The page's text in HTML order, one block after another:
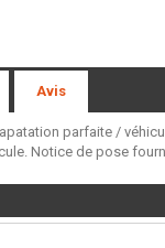
Avis
parfaite /
Notice de pose